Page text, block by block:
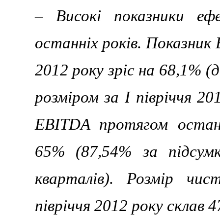
– Високі показники
останніх років.
2012 року зріс на 68,1%
розміром за І півріччя
EBITDA протягом
65% (87,54% за
кварталів). Розмір
півріччя 2012 року склав